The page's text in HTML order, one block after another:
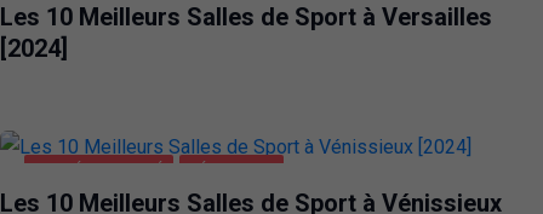
Les 10 Meilleurs Salles de Sport à Versailles
[2024]
Les 10 Meilleurs Salles de Sport à Vénissieux